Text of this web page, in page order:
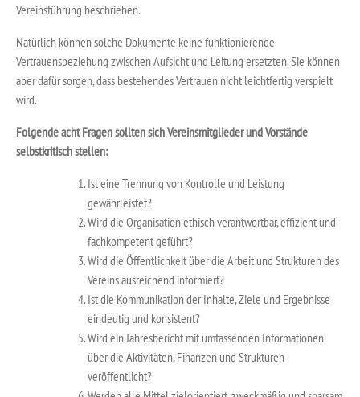
Vereinsführung beschrieben.
Natürlich können solche Dokumente keine funktionierende
Vertrauensbeziehung zwischen Aufsicht und Leitung ersetzten. Sie können
aber dafür sorgen, dass bestehendes Vertrauen nicht leichtfertig verspielt
wird.
Folgende acht Fragen sollten sich Vereinsmitglieder und Vorstände
selbstkritisch stellen:
Ist eine Trennung von Kontrolle und Leistung
gewährleistet?
Wird die Organisation ethisch verantwortbar, effizient und
fachkompetent geführt?
Wird die Öffentlichkeit über die Arbeit und Strukturen des
Vereins ausreichend informiert?
Ist die Kommunikation der Inhalte, Ziele und Ergebnisse
eindeutig und konsistent?
Wird ein Jahresbericht mit umfassenden Informationen
über die Aktivitäten, Finanzen und Strukturen
veröffentlicht?